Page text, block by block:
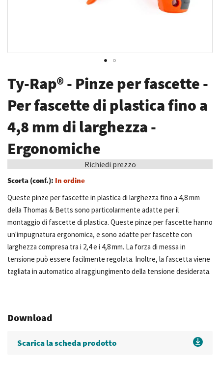
all'inizio
della
galleria
di
immagini
Ty-Rap® - Pinze per fascette -
Per fascette di plastica fino a
4,8 mm di larghezza -
Ergonomiche
Richiedi prezzo
Scorta (conf.): In ordine
Queste pinze per fascette in plastica di larghezza fino a 4,8 mm
della Thomas & Betts sono particolarmente adatte per il
montaggio di fascette di plastica. Queste pinze per fascette hanno
un'impugnatura ergonomica, e sono adatte per fascette con
larghezza compresa tra i 2,4 e i 4,8 mm. La forza di messa in
tensione può essere facilmente regolata. Inoltre, la fascetta viene
tagliata in automatico al raggiungimento della tensione desiderata.
Download
Scarica la scheda prodotto